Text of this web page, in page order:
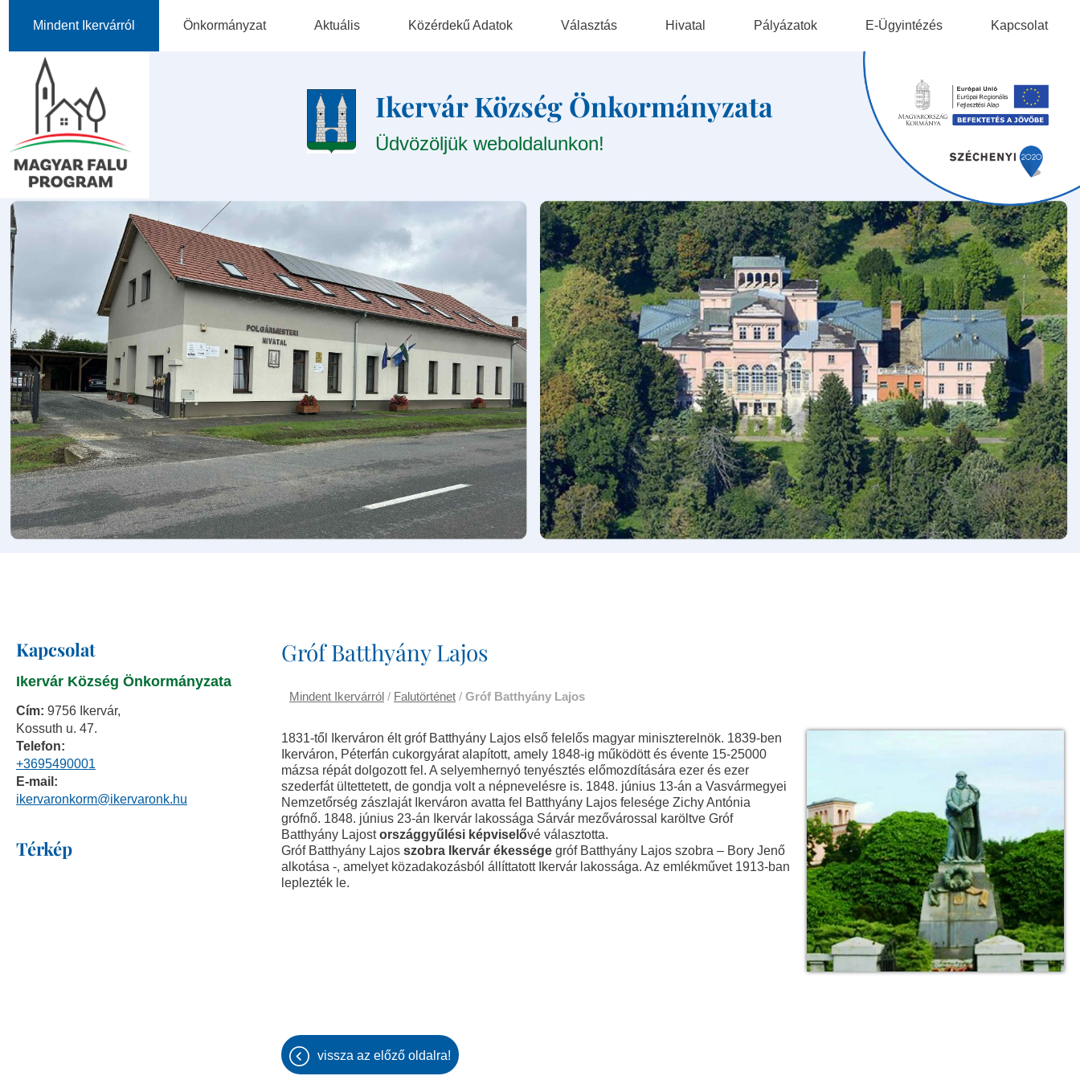
Mindent Ikervárról
Természeti És Kulturális
Értékeink
Intézményeink
Civil Szervezetek
Önkormányzat Aktuális Közérdekű Adatok
Általános Közzétételi Lista
Adatvédelmi Tisztviselő
Nem Munkavállalóként
Foglalkoztatott
Rendszergazdai Feladatokat
Ellátó
Tűzvédelmi És Munkavédelmi
Felelős
Választás
Korábbi Választások
Hivatal Pályázatok E-Ügyintézés Kapcsolat
Ikervár Község Önkormányzata
Üdvözöljük weboldalunkon!
Kapcsolat
Ikervár Község Önkormányzata
Cím: 9756 Ikervár,
Kossuth u. 47.
Telefon:
+3695490001
E-mail:
ikervaronkorm@ikervaronk.hu
Térkép
Gróf Batthyány Lajos
Mindent Ikervárról / Falutörténet / Gróf Batthyány Lajos
1831-től Ikerváron élt gróf Batthyány Lajos első felelős magyar miniszterelnök. 1839-ben
Ikerváron, Péterfán cukorgyárat alapított, amely 1848-ig működött és évente 15-25000
mázsa répát dolgozott fel. A selyemhernyó tenyésztés előmozdítására ezer és ezer
szederfát ültettetett, de gondja volt a népnevelésre is. 1848. június 13-án a Vasvármegyei
Nemzetőrség zászlaját Ikerváron avatta fel Batthyány Lajos felesége Zichy Antónia
grófnő. 1848. június 23-án Ikervár lakossága Sárvár mezővárossal karöltve Gróf
Batthyány Lajostországgyűlési képviselővé választotta.
Gróf Batthyány Lajos szobra Ikervár ékessége gróf Batthyány Lajos szobra – Bory Jenő
alkotása -, amelyet közadakozásból állíttatott Ikervár lakossága. Az emlékművet 1913-ban
leplezték le.
vissza az előző oldalra!